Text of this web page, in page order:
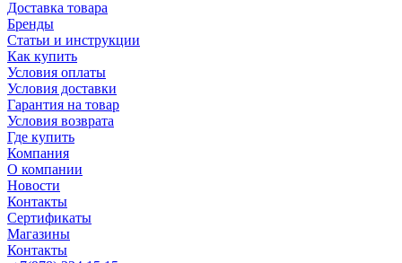
Доставка товара
Бренды
Статьи и инструкции
Как купить
Условия оплаты
Условия доставки
Гарантия на товар
Условия возврата
Где купить
Компания
О компании
Новости
Контакты
Сертификаты
Магазины
Контакты